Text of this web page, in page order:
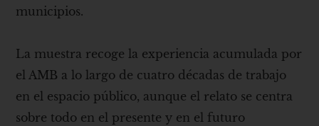
municipios.
La muestra recoge la experiencia acumulada por
el AMB a lo largo de cuatro décadas de trabajo
en el espacio público, aunque el relato se centra
sobre todo en el presente y en el futuro